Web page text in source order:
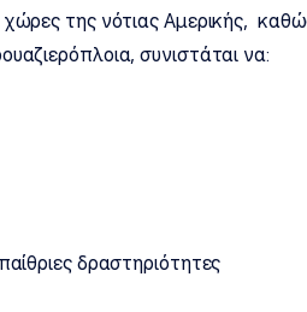
της νότιας Αμερικής,
συνιστάται να:
δραστηριότητες